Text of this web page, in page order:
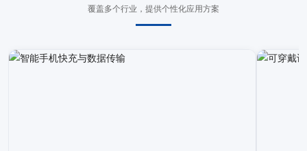
覆盖多个行业，提供个性化应用方案